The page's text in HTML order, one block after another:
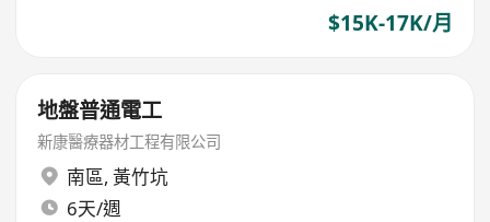
$15K-17K/月
地盤普通電工
新康醫療器材工程有限公司
南區, 黃竹坑
6天/週